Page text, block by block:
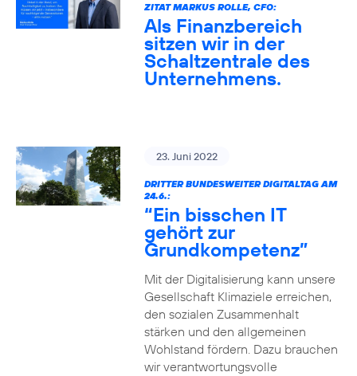
ZITAT MARKUS ROLLE, CFO:
Als Finanzbereich
sitzen wir in der
Schaltzentrale des
Unternehmens.
23. Juni 2022
DRITTER BUNDESWEITER DIGITALTAG AM
24.6.:
“Ein bisschen IT
gehört zur
Grundkompetenz”
Mit der Digitalisierung kann unsere
Gesellschaft Klimaziele erreichen,
den sozialen Zusammenhalt
stärken und den allgemeinen
Wohlstand fördern. Dazu brauchen
wir verantwortungsvolle